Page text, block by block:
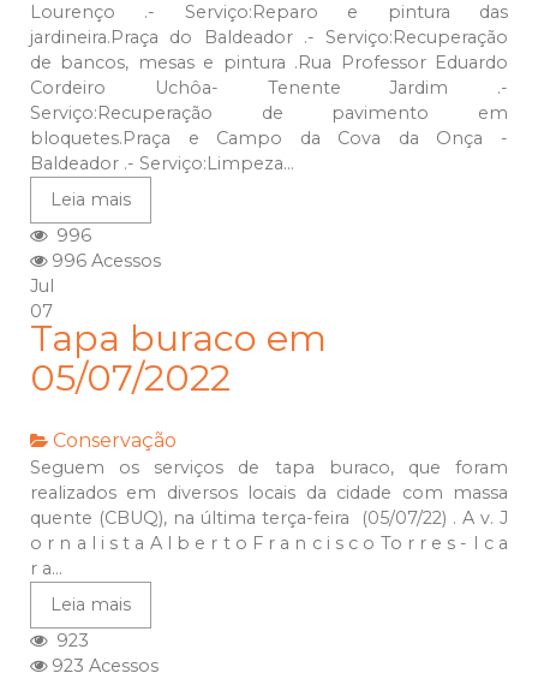
Lourenço .- Serviço:Reparo e pintura das
jardineira.Praça do Baldeador .- Serviço:Recuperação
de bancos, mesas e pintura .Rua Professor Eduardo
Cordeiro Uchôa- Tenente Jardim .-
Serviço:Recuperação de pavimento em
bloquetes.Praça e Campo da Cova da Onça -
Baldeador .- Serviço:Limpeza...
Leia mais
996
996 Acessos
Jul
07
Tapa buraco em
05/07/2022
Conservação
Seguem os serviços de tapa buraco, que foram
realizados em diversos locais da cidade com massa
quente (CBUQ), na última terça-feira (05/07/22) . A v. J
o r n a l i s t a A l b e r t o F r a n c i s c o To r r e s - I c a
r a...
Leia mais
923
923 Acessos